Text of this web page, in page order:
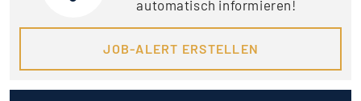
automatisch informieren!
JOB-ALERT ERSTELLEN